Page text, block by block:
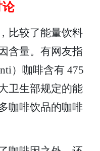
论
比较了能量饮料
含量。有网友指
）咖啡含有 475
卫生部规定的能
咖啡饮品的咖啡